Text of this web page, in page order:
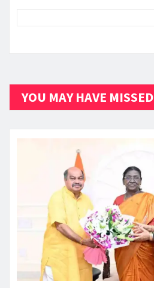
YOU MAY HAVE MISSED